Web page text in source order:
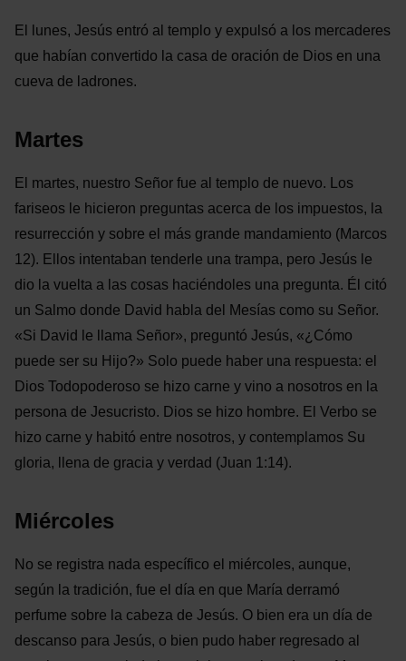
El lunes, Jesús entró al templo y expulsó a los mercaderes
que habían convertido la casa de oración de Dios en una
cueva de ladrones.
Martes
El martes, nuestro Señor fue al templo de nuevo. Los
fariseos le hicieron preguntas acerca de los impuestos, la
resurrección y sobre el más grande mandamiento (Marcos
12). Ellos intentaban tenderle una trampa, pero Jesús le
dio la vuelta a las cosas haciéndoles una pregunta. Él citó
un Salmo donde David habla del Mesías como su Señor.
«Si David le llama Señor», preguntó Jesús, «¿Cómo
puede ser su Hijo?» Solo puede haber una respuesta: el
Dios Todopoderoso se hizo carne y vino a nosotros en la
persona de Jesucristo. Dios se hizo hombre. El Verbo se
hizo carne y habitó entre nosotros, y contemplamos Su
gloria, llena de gracia y verdad (Juan 1:14).
Miércoles
No se registra nada específico el miércoles, aunque,
según la tradición, fue el día en que María derramó
perfume sobre la cabeza de Jesús. O bien era un día de
descanso para Jesús, o bien pudo haber regresado al